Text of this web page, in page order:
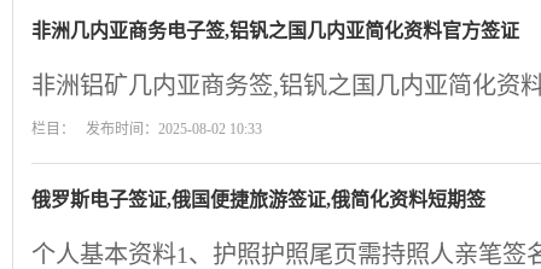
非洲几内亚商务电子签,铝钒之国几内亚简化资料官方签证
非洲铝矿几内亚商务签,铝钒之国几内亚简化资
栏目： 发布时间：2025-08-02 10:33
俄罗斯电子签证,俄国便捷旅游签证,俄简化资料短期签
个人基本资料1、护照护照尾页需持照人亲笔签